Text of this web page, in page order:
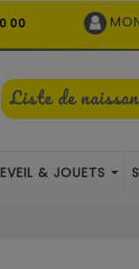
00
Liste de
EVEIL & JOUETS